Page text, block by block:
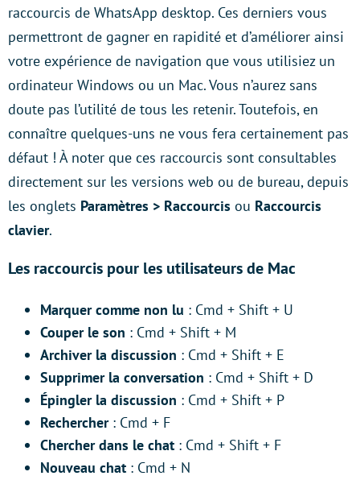
raccourcis de WhatsApp desktop. Ces derniers vous
permettront de gagner en rapidité et d’améliorer ainsi
votre expérience de navigation que vous utilisiez un
ordinateur Windows ou un Mac. Vous n’aurez sans
doute pas l’utilité de tous les retenir. Toutefois, en
connaître quelques-uns ne vous fera certainement pas
défaut ! À noter que ces raccourcis sont consultables
directement sur les versions web ou de bureau, depuis
les onglets Paramètres > Raccourcis ou Raccourcis
clavier.
Les raccourcis pour les utilisateurs de Mac
Marquer comme non lu : Cmd + Shift + U
Couper le son : Cmd + Shift + M
Archiver la discussion : Cmd + Shift + E
Supprimer la conversation : Cmd + Shift + D
Épingler la discussion : Cmd + Shift + P
Rechercher: Cmd + F
Chercher dans le chat : Cmd + Shift + F
Nouveau chat : Cmd + N